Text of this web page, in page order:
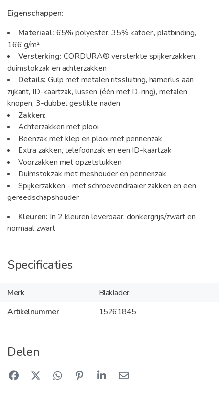
Eigenschappen:
Materiaal: 65% polyester, 35% katoen, platbinding,
166 g/m²
Versterking: CORDURA® versterkte spijkerzakken,
duimstokzak en achterzakken
Details: Gulp met metalen ritssluiting, hamerlus aan
zijkant, ID-kaartzak, lussen (één met D-ring), metalen
knopen, 3-dubbel gestikte naden
Zakken:
Achterzakken met plooi
Beenzak met klep en plooi met pennenzak
Extra zakken, telefoonzak en een ID-kaartzak
Voorzakken met opzetstukken
Duimstokzak met meshouder en pennenzak
Spijkerzakken - met schroevendraaier zakken en een
gereedschapshouder
Kleuren: In 2 kleuren leverbaar; donkergrijs/zwart en
normaal zwart
Specificaties
Merk
Blaklader
Artikelnummer
15261845
Delen